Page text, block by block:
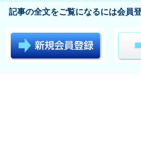
記事の全文をご覧になるには会員